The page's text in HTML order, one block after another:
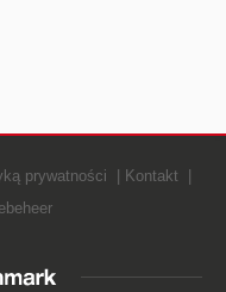
prywatności
Kontakt